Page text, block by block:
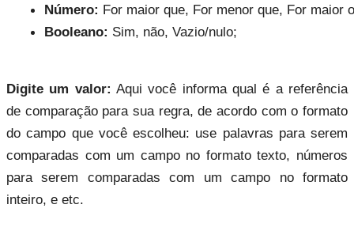
Número: For maior que, For menor que, For
Booleano: Sim, não, Vazio/nulo;
Digite um valor: Aqui você informa qual é a referência
de comparação para sua regra, de acordo com o formato
do campo que você escolheu: use palavras para serem
comparadas com um campo no formato texto, números
para serem comparadas com um campo no formato
inteiro, e etc.